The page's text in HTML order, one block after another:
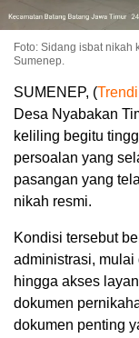
Foto: Sidang isbat
Sumenep.
SUMENEP, (
Desa Nyabakan
keliling begitu
persoalan yang
pasangan yang
nikah resmi.
Kondisi tersebut
administrasi,
hingga akses
dokumen
dokumen penting